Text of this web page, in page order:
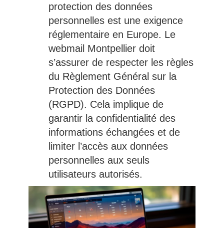
protection des données
personnelles est une exigence
réglementaire en Europe. Le
webmail Montpellier doit
s’assurer de respecter les règles
du Règlement Général sur la
Protection des Données
(RGPD). Cela implique de
garantir la confidentialité des
informations échangées et de
limiter l’accès aux données
personnelles aux seuls
utilisateurs autorisés.